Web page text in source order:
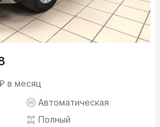
в месяц
Автоматическая
Полный